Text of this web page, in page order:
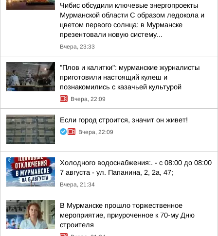
Чибис обсудили ключевые энергопроекты
Мурманской области С образом ледокола и
цветом первого солнца: в Мурманске
презентовали новую систему...
Вчера, 23:33
"Плов и калитки": мурманские журналисты
приготовили настоящий кулеш и
познакомились с казачьей культурой
Вчера, 22:09
Если город строится, значит он живет!
Вчера, 22:09
Холодного водоснабжения:. - с 08:00 до 08:00
7 августа - ул. Папанина, 2, 2а, 47;
Вчера, 21:34
В Мурманске прошло торжественное
мероприятие, приуроченное к 70-му Дню
строителя